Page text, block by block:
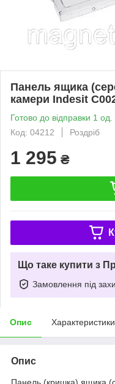
Панель ящика
камери Indesit
Готово до відправки 1 од.
Код: 04212
Роздріб
1 295 ₴
Що таке купити з
Замовлення під
Опис Характеристики
Опис
Панель (кришка) ящика